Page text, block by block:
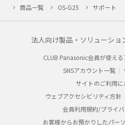
商品一覧
OS-G25 サポート
法人向け製品・ソリューショ
CLUB Panasonic会員が使え
SNSアカウント一覧
サイトのご利用に
ウェブアクセシビリティ方針
会員利用規約/プライ
お客様からお預かりしたパー